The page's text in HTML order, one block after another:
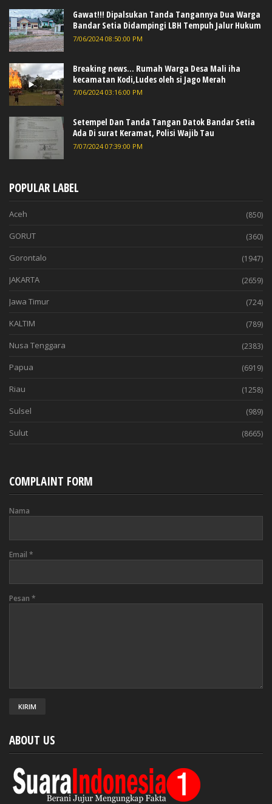
Gawat!!! Dipalsukan Tanda Tangannya Dua Warga
Bandar Setia Didampingi LBH Tempuh Jalur Hukum
7/06/2024 08:50:00 PM
Breaking news... Rumah Warga Desa Mali iha
kecamatan Kodi,Ludes oleh si Jago Merah
7/06/2024 03:16:00 PM
Setempel Dan Tanda Tangan Datok Bandar Setia
Ada Di surat Keramat, Polisi Wajib Tau
7/07/2024 07:39:00 PM
POPULAR LABEL
Aceh (850)
GORUT (360)
Gorontalo (1947)
JAKARTA (2659)
Jawa Timur (724)
KALTIM (789)
Nusa Tenggara (2383)
Papua (6919)
Riau (1258)
Sulsel (989)
Sulut (8665)
COMPLAINT FORM
Nama
Email *
Pesan *
ABOUT US